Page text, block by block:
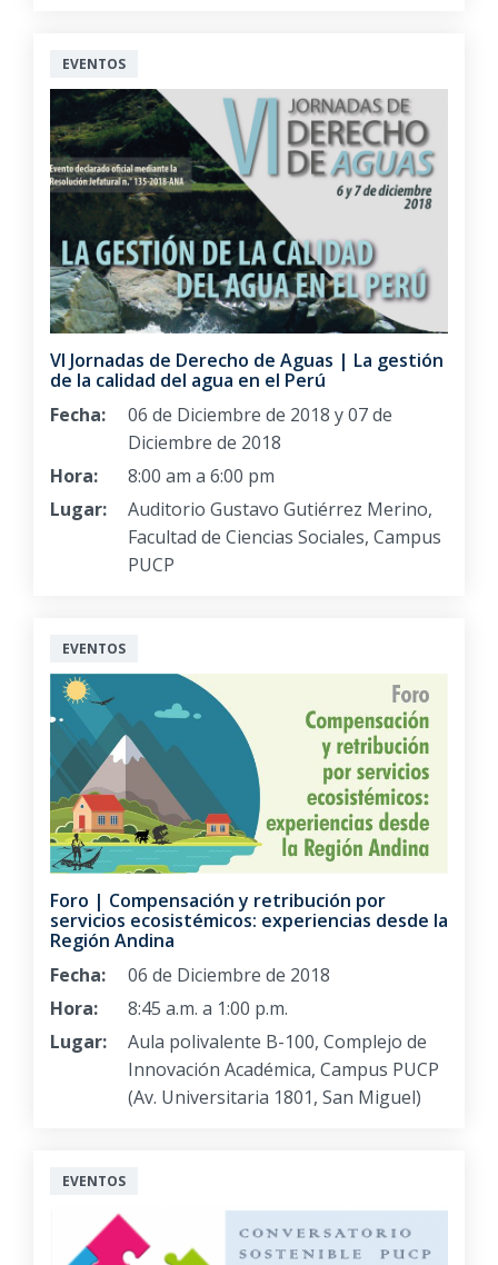
EVENTOS
VI Jornadas de Derecho de Aguas | La gestión
de la calidad del agua en el Perú
Fecha:
06 de Diciembre de 2018 y 07 de
Diciembre de 2018
Hora:
8:00 am a 6:00 pm
Lugar:
Auditorio Gustavo Gutiérrez Merino,
Facultad de Ciencias Sociales, Campus
PUCP
EVENTOS
Foro | Compensación y retribución por
servicios ecosistémicos: experiencias desde la
Región Andina
Fecha:
06 de Diciembre de 2018
Hora:
8:45 a.m. a 1:00 p.m.
Lugar:
Aula polivalente B-100, Complejo de
Innovación Académica, Campus PUCP
(Av. Universitaria 1801, San Miguel)
EVENTOS